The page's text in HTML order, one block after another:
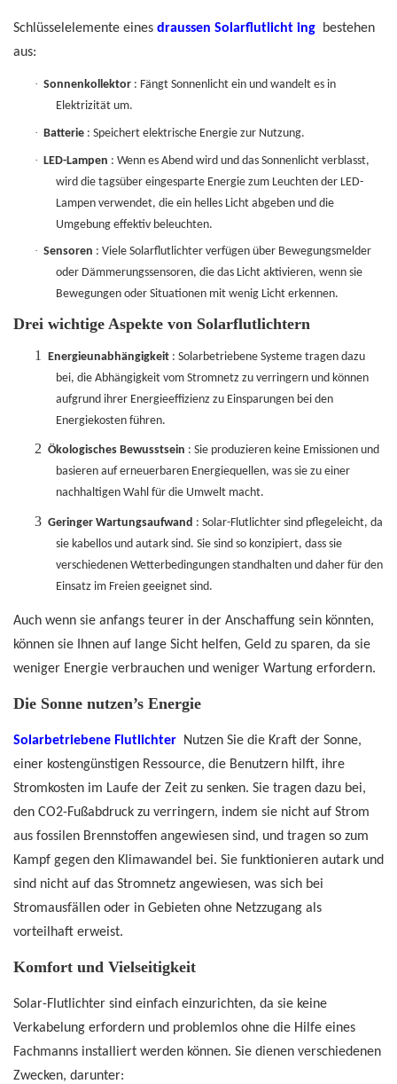
Schlüsselelemente eines draussen Solarflutlicht ing bestehen
aus:
· Sonnenkollektor : Fängt Sonnenlicht ein und wandelt es in
Elektrizität um.
· Batterie : Speichert elektrische Energie zur Nutzung.
· LED-Lampen : Wenn es Abend wird und das Sonnenlicht verblasst,
wird die tagsüber eingesparte Energie zum Leuchten der LED-
Lampen verwendet, die ein helles Licht abgeben und die
Umgebung effektiv beleuchten.
· Sensoren : Viele Solarflutlichter verfügen über Bewegungsmelder
oder Dämmerungssensoren, die das Licht aktivieren, wenn sie
Bewegungen oder Situationen mit wenig Licht erkennen.
Drei wichtige Aspekte von Solarflutlichtern
1 Energieunabhängigkeit : Solarbetriebene Systeme tragen dazu
bei, die Abhängigkeit vom Stromnetz zu verringern und können
aufgrund ihrer Energieeffizienz zu Einsparungen bei den
Energiekosten führen.
2 Ökologisches Bewusstsein : Sie produzieren keine Emissionen und
basieren auf erneuerbaren Energiequellen, was sie zu einer
nachhaltigen Wahl für die Umwelt macht.
3 Geringer Wartungsaufwand : Solar-Flutlichter sind pflegeleicht, da
sie kabellos und autark sind. Sie sind so konzipiert, dass sie
verschiedenen Wetterbedingungen standhalten und daher für den
Einsatz im Freien geeignet sind.
Auch wenn sie anfangs teurer in der Anschaffung sein könnten,
können sie Ihnen auf lange Sicht helfen, Geld zu sparen, da sie
weniger Energie verbrauchen und weniger Wartung erfordern.
Die Sonne nutzen’s Energie
Solarbetriebene Flutlichter
Nutzen Sie die Kraft der Sonne,
einer kostengünstigen Ressource, die Benutzern hilft, ihre
Stromkosten im Laufe der Zeit zu senken. Sie tragen dazu bei,
den CO2-Fußabdruck zu verringern, indem sie nicht auf Strom
aus fossilen Brennstoffen angewiesen sind, und tragen so zum
Kampf gegen den Klimawandel bei. Sie funktionieren autark und
sind nicht auf das Stromnetz angewiesen, was sich bei
Stromausfällen oder in Gebieten ohne Netzzugang als
vorteilhaft erweist.
Komfort und Vielseitigkeit
Solar-Flutlichter sind einfach einzurichten, da sie keine
Verkabelung erfordern und problemlos ohne die Hilfe eines
Fachmanns installiert werden können. Sie dienen verschiedenen
Zwecken, darunter: